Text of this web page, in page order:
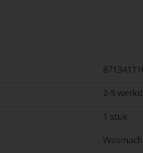
2-5
1 stuk